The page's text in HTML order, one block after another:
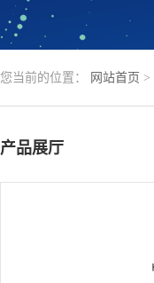
您当前的位置： 网站首页 >
产品展厅